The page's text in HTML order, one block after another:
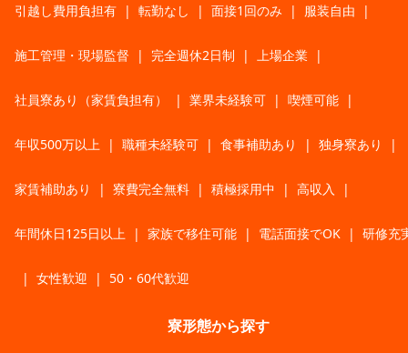
引越し費用負担有 | 転勤なし | 面接1回のみ | 服装自由 |
施工管理・現場監督 | 完全週休2日制 | 上場企業 |
社員寮あり（家賃負担有） | 業界未経験可 | 喫煙可能 |
年収500万以上 | 職種未経験可 | 食事補助あり | 独身寮あり |
家賃補助あり | 寮費完全無料 | 積極採用中 | 高収入 |
年間休日125日以上 | 家族で移住可能 | 電話面接でOK | 研修充
| 女性歓迎 | 50・60代歓迎
寮形態から探す